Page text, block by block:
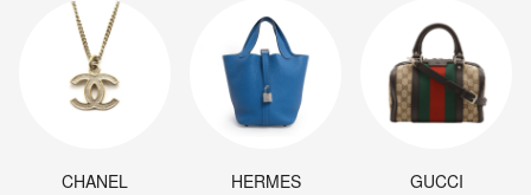
CHANEL HERMES GUCCI